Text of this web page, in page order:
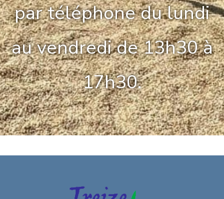
par téléphone du lundi
au vendredi de 13h30 à
17h30.